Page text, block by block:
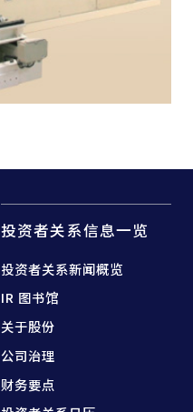
投资者关系信息一览
投资者关系新闻概览
IR 图书馆
关于股份
公司治理
财务要点